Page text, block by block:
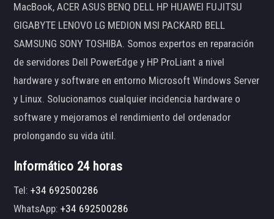
MacBook, ACER ASUS BENQ DELL HP HUAWEI FUJITSU
GIGABYTE LENOVO LG MEDION MSI PACKARD BELL
SAMSUNG SONY TOSHIBA. Somos expertos en reparación
de servidores Dell PowerEdge y HP ProLiant a nivel
hardware y software en entorno Microsoft Windows Server
y Linux. Solucionamos cualquier incidencia hardware o
software y mejoramos el rendimiento del ordenador
prolongando su vida útil.
Informático 24 horas
Tel:+34 692500286
WhatsApp:+34 692500286